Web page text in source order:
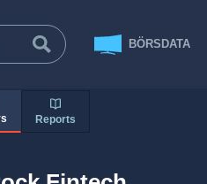
BÖRSDATA
Reports